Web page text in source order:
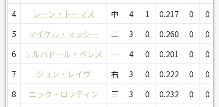
4
レーン・トーマス 中 4 1 0.217 0
0
5
マイケル・マッシー 二 3 0 0.260 0
0
6
サルバドール・ペレス 一 4 0 0.201 0
0
7
ジョン・レイヴ 右 3 0 0.222 0
0
8
ニック・ロフティン 三 3 0 0.232 0
0